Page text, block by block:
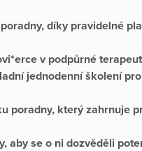
díky pravidelné
v podpůrné
jednodenní školení
poradny, který zahrnuje
aby se o ni dozvěděli